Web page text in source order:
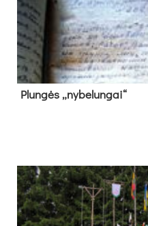
Plun­gės „ny­be­lun­gai“